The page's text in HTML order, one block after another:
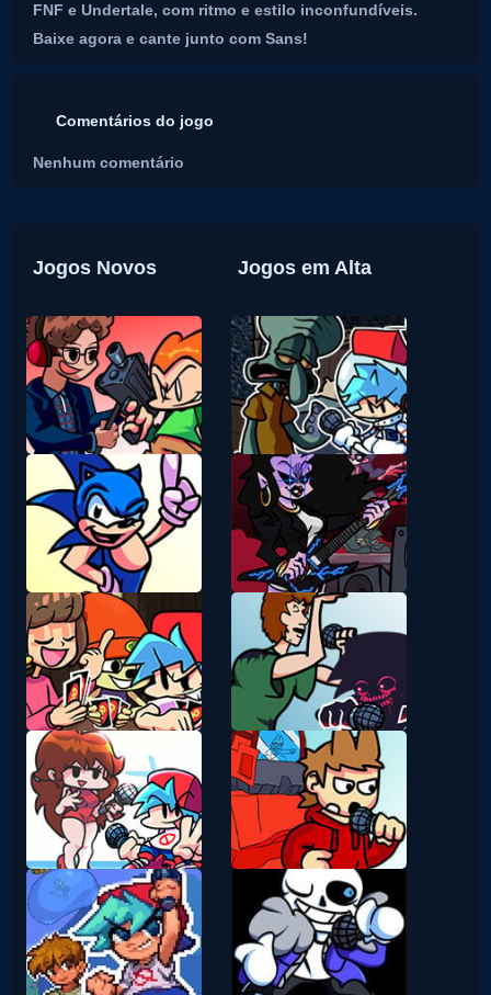
FNF e Undertale, com ritmo e estilo inconfundíveis.
Baixe agora e cante junto com Sans!
Comentários do jogo
Nenhum comentário
Jogos Novos Jogos em Alta